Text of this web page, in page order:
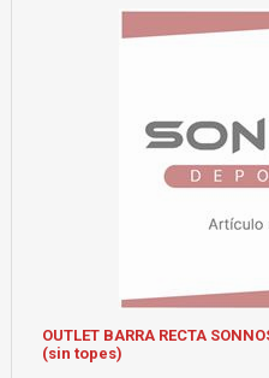
OUTLET BARRA RECTA
(sin topes)